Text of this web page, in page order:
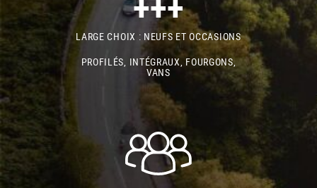
LARGE CHOIX : NEUFS ET OCCASIONS
PROFILÉS, INTÉGRAUX, FOURGONS,
VANS